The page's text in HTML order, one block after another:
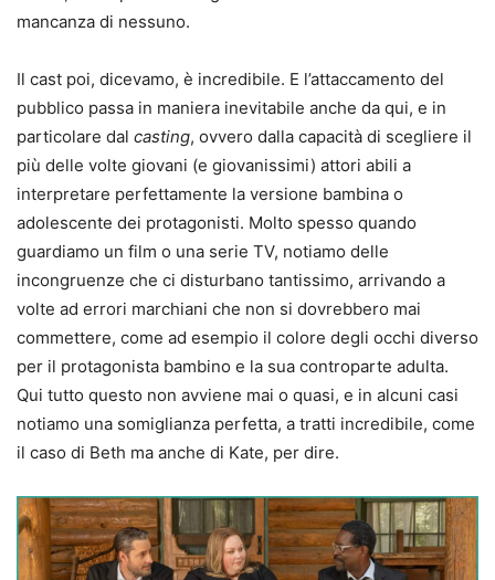
mancanza di nessuno.
Il cast poi, dicevamo, è incredibile. E l’attaccamento del
pubblico passa in maniera inevitabile anche da qui, e in
particolare dal casting, ovvero dalla capacità di scegliere il
più delle volte giovani (e giovanissimi) attori abili a
interpretare perfettamente la versione bambina o
adolescente dei protagonisti. Molto spesso quando
guardiamo un film o una serie TV, notiamo delle
incongruenze che ci disturbano tantissimo, arrivando a
volte ad errori marchiani che non si dovrebbero mai
commettere, come ad esempio il colore degli occhi diverso
per il protagonista bambino e la sua controparte adulta.
Qui tutto questo non avviene mai o quasi, e in alcuni casi
notiamo una somiglianza perfetta, a tratti incredibile, come
il caso di Beth ma anche di Kate, per dire.